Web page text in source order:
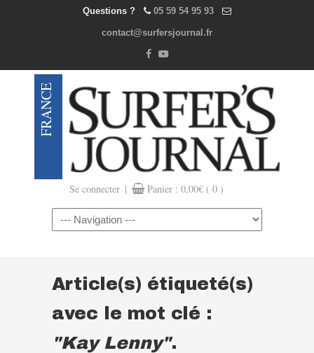
Questions ? 05 59 54 95 93
contact@surfersjournal.fr
Se connecter | Panier : 0,00€ ( 0 )
Navigation
Article(s) étiqueté(s)
avec le mot clé :
"Kay Lenny".